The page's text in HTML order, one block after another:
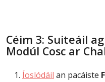
Céim 3: Suiteáil
Modúl Cosc ar
Íoslódáil an pacáiste